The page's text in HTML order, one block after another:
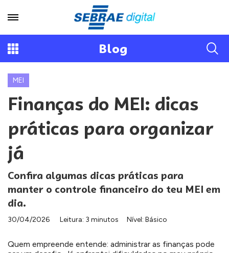
Blog
MEI
Finanças do MEI: dicas
práticas para organizar
já
Confira algumas dicas práticas para
manter o controle financeiro do teu MEI em
dia.
30/04/2026 Leitura: 3 minutos Nível: Básico
Quem empreende entende: administrar as finanças pode